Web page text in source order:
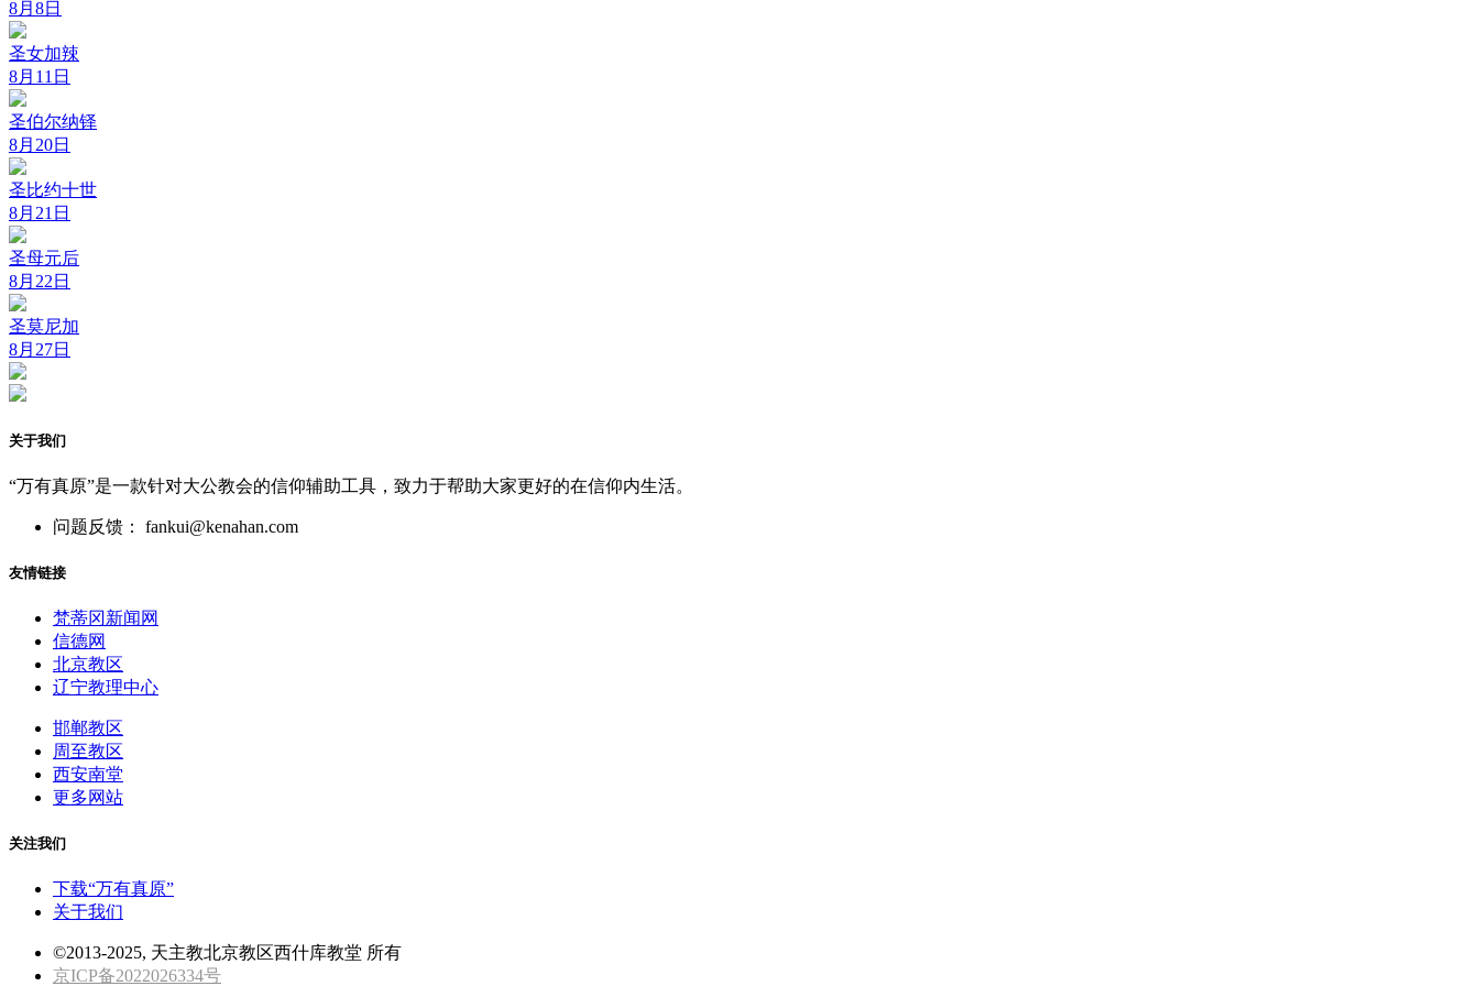
8月8日
圣女加辣
8月11日
圣伯尔纳铎
8月20日
圣比约十世
8月21日
圣母元后
8月22日
圣莫尼加
8月27日
关于我们
“万有真原”是一款针对大公教会的信仰辅助工具，致力于帮助大家更好的在信仰内生活。
问题反馈： fankui@kenahan.com
友情链接
梵蒂冈新闻网
信德网
北京教区
辽宁教理中心
邯郸教区
周至教区
西安南堂
更多网站
关注我们
下载“万有真原”
关于我们
©2013-2025, 天主教北京教区西什库教堂 所有
京ICP备2022026334号